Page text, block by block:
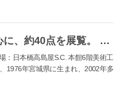
special/online_fa...
旧作を溶断解体し、現在の視点で再構築した作品を中心に、約40点を展覧。 留守 玲 －過飽和より－
日本橋高島屋S.C. 本館6階美術工
年宮城県に生まれ、2002年多